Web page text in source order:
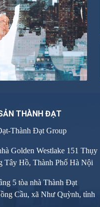
THÀNH ĐẠT
Thành Đạt Group
Golden Westlake 151 Thụy
Tây Hồ, Thành Phố Hà Nội
5 tòa nhà Thành Đạt
Cầu, xã Như Quỳnh, tỉnh